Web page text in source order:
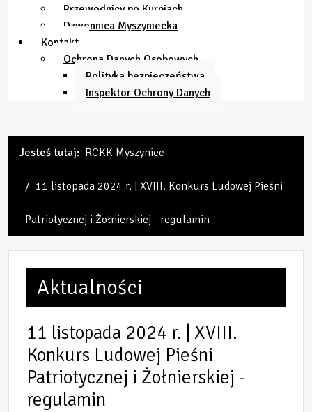
Przewodnicy po Kurpiach
Dzwonnica Myszyniecka
Kontakt
Ochrona Danych Osobowych
Polityka bezpieczeństwa
Inspektor Ochrony Danych
Jesteś tutaj: RCKK Myszyniec
11 listopada 2024 r. | XVIII. Konkurs Ludowej Pieśni
Patriotycznej i Żołnierskiej - regulamin
Aktualności
11 listopada 2024 r. | XVIII.
Konkurs Ludowej Pieśni
Patriotycznej i Żołnierskiej -
regulamin